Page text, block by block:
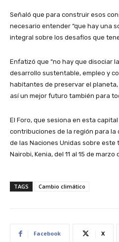
Señaló que para construir esos
necesario entender “que hay una
integral sobre los desafíos que
Enfatizó que “no hay que disociar
desarrollo sustentable, empleo y
habitantes de preservar el
así un mejor futuro también para
El Foro, que sesiona en esta
contribuciones de la región para la
de las Naciones Unidas sobre este
Nairobi, Kenia, del 11 al 15 de marzo
TAGS Cambio climático
Facebook X